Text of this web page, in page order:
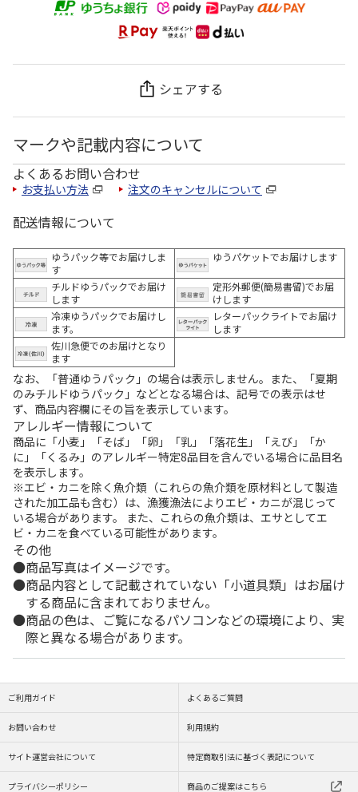
シェアする
マークや記載内容について
よくあるお問い合わせ
お支払い方法 注文のキャンセルについて
配送情報について
ゆうパック等でお届けしま
す
ゆうパケットでお届けします
チルドゆうパックでお届け
します
定形外郵便(簡易書留)でお届
けします
冷凍ゆうパックでお届けし
ます。
レターパックライトでお届け
します
佐川急便でのお届けとなり
ます
なお、「普通ゆうパック」の場合は表示しません。また、「夏期
のみチルドゆうパック」などとなる場合は、記号での表示はせ
ず、商品内容欄にその旨を表示しています。
アレルギー情報について
商品に「小麦」「そば」「卵」「乳」「落花生」「えび」「か
に」「くるみ」のアレルギー特定8品目を含んでいる場合に品目名
を表示します。
※エビ・カニを除く魚介類（これらの魚介類を原材料として製造
された加工品も含む）は、漁獲漁法によりエビ・カニが混じって
いる場合があります。 また、これらの魚介類は、エサとしてエ
ビ・カニを食べている可能性があります。
その他
商品写真はイメージです。
商品内容として記載されていない「小道具類」はお届け
する商品に含まれておりません。
商品の色は、ご覧になるパソコンなどの環境により、実
際と異なる場合があります。
ご利用ガイド よくあるご質問
お問い合わせ 利用規約
サイト運営会社について 特定商取引法に基づく表記について
プライバシーポリシー 商品のご提案はこちら